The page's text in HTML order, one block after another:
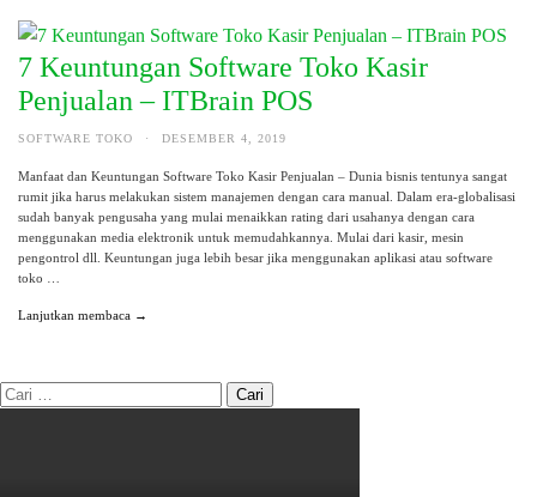
7 Keuntungan Software Toko Kasir
Penjualan – ITBrain POS
SOFTWARE TOKO · DESEMBER 4, 2019
Manfaat dan Keuntungan Software Toko Kasir Penjualan – Dunia bisnis tentunya sangat
rumit jika harus melakukan sistem manajemen dengan cara manual. Dalam era-globalisasi
sudah banyak pengusaha yang mulai menaikkan rating dari usahanya dengan cara
menggunakan media elektronik untuk memudahkannya. Mulai dari kasir, mesin
pengontrol dll. Keuntungan juga lebih besar jika menggunakan aplikasi atau software
toko …
Lanjutkan membaca →